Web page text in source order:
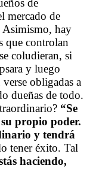
de
mercado de
Asimismo, hay
que controlan
coludieran, si
y luego
obligadas a
dueñas de todo.
“Se
propio poder.
y tendrá
tener éxito. Tal
haciendo,